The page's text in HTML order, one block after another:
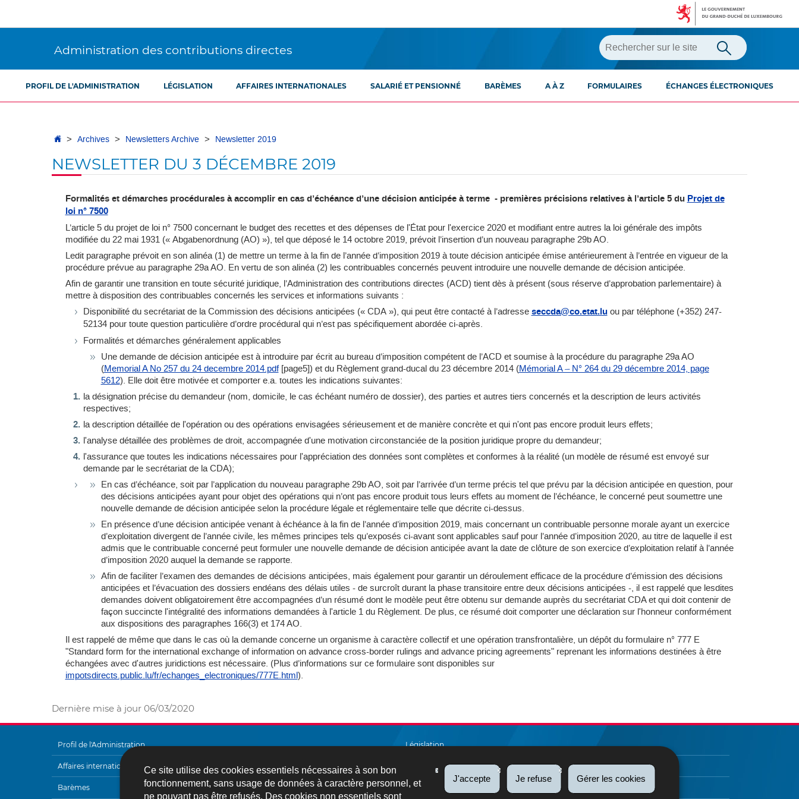
Ce site utilise des cookies essentiels nécessaires à son bon
fonctionnement, sans usage de données à caractère personnel, et
ne pouvant pas être refusés. Des cookies non essentiels sont
J'accepte Je refuse Gérer les cookies
Administration des contributions directes
PROFIL DE L'ADMINISTRATION LÉGISLATION AFFAIRES INTERNATIONALES SALARIÉ ET PENSIONNÉ BARÈMES A À Z FORMULAIRES ÉCHANGES ÉLECTRONIQUES
AccueilArchives Newsletters Archive Newsletter 2019
NEWSLETTER DU 3 DÉCEMBRE 2019
Formalités et démarches procédurales à accomplir en cas d’échéance d’une décision anticipée à terme - premières précisions relatives à l’article 5 du Projet de
loi n° 7500
L’article 5 du projet de loi n° 7500 concernant le budget des recettes et des dépenses de l'État pour l'exercice 2020 et modifiant entre autres la loi générale des impôts
modifiée du 22 mai 1931 (« Abgabenordnung (AO) »), tel que déposé le 14 octobre 2019, prévoit l’insertion d’un nouveau paragraphe 29b AO.
Ledit paragraphe prévoit en son alinéa (1) de mettre un terme à la fin de l’année d’imposition 2019 à toute décision anticipée émise antérieurement à l’entrée en vigueur de la
procédure prévue au paragraphe 29a AO. En vertu de son alinéa (2) les contribuables concernés peuvent introduire une nouvelle demande de décision anticipée.
Afin de garantir une transition en toute sécurité juridique, l’Administration des contributions directes (ACD) tient dès à présent (sous réserve d’approbation parlementaire) à
mettre à disposition des contribuables concernés les services et informations suivants :
Disponibilité du secrétariat de la Commission des décisions anticipées (« CDA »), qui peut être contacté à l’adresse seccda@co.etat.lu ou par téléphone (+352) 247-
52134 pour toute question particulière d’ordre procédural qui n’est pas spécifiquement abordée ci-après.
Formalités et démarches généralement applicables
Une demande de décision anticipée est à introduire par écrit au bureau d’imposition compétent de l’ACD et soumise à la procédure du paragraphe 29a AO
(Memorial A No 257 du 24 decembre 2014.pdf[page5]) et du Règlement grand-ducal du 23 décembre 2014 (Mémorial A – N° 264 du 29 décembre 2014, page
5612). Elle doit être motivée et comporter e.a. toutes les indications suivantes:
la désignation précise du demandeur (nom, domicile, le cas échéant numéro de dossier), des parties et autres tiers concernés et la description de leurs activités
respectives;
la description détaillée de l'opération ou des opérations envisagées sérieusement et de manière concrète et qui n'ont pas encore produit leurs effets;
l'analyse détaillée des problèmes de droit, accompagnée d'une motivation circonstanciée de la position juridique propre du demandeur;
l'assurance que toutes les indications nécessaires pour l'appréciation des données sont complètes et conformes à la réalité (un modèle de résumé est envoyé sur
demande par le secrétariat de la CDA);
En cas d’échéance, soit par l’application du nouveau paragraphe 29b AO, soit par l’arrivée d’un terme précis tel que prévu par la décision anticipée en question, pour
des décisions anticipées ayant pour objet des opérations qui n’ont pas encore produit tous leurs effets au moment de l’échéance, le concerné peut soumettre une
nouvelle demande de décision anticipée selon la procédure légale et réglementaire telle que décrite ci-dessus.
En présence d’une décision anticipée venant à échéance à la fin de l’année d’imposition 2019, mais concernant un contribuable personne morale ayant un exercice
d’exploitation divergent de l’année civile, les mêmes principes tels qu’exposés ci-avant sont applicables sauf pour l’année d’imposition 2020, au titre de laquelle il est
admis que le contribuable concerné peut formuler une nouvelle demande de décision anticipée avant la date de clôture de son exercice d’exploitation relatif à l’année
d’imposition 2020 auquel la demande se rapporte.
Afin de faciliter l’examen des demandes de décisions anticipées, mais également pour garantir un déroulement efficace de la procédure d’émission des décisions
anticipées et l’évacuation des dossiers endéans des délais utiles - de surcroît durant la phase transitoire entre deux décisions anticipées -, il est rappelé que lesdites
demandes doivent obligatoirement être accompagnées d’un résumé dont le modèle peut être obtenu sur demande auprès du secrétariat CDA et qui doit contenir de
façon succincte l'intégralité des informations demandées à l'article 1 du Règlement. De plus, ce résumé doit comporter une déclaration sur l'honneur conformément
aux dispositions des paragraphes 166(3) et 174 AO.
Il est rappelé de même que dans le cas où la demande concerne un organisme à caractère collectif et une opération transfrontalière, un dépôt du formulaire n° 777 E
"Standard form for the international exchange of information on advance cross-border rulings and advance pricing agreements" reprenant les informations destinées à être
échangées avec d'autres juridictions est nécessaire. (Plus d’informations sur ce formulaire sont disponibles sur
impotsdirects.public.lu/fr/echanges_electroniques/777E.html).
Dernière mise à jour 06/03/2020
Profil de l'Administration Législation
Affaires internationales Salarié et pensionné
Barèmes A à Z